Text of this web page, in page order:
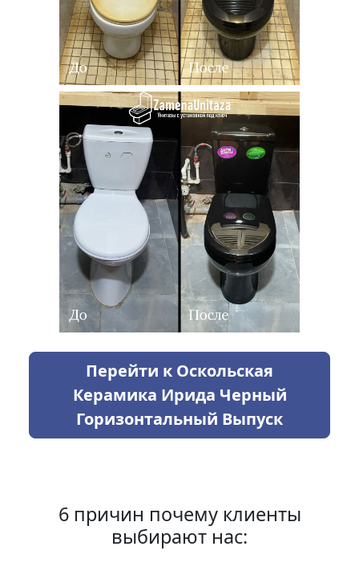
Перейти к Оскольская
Керамика Ирида Черный
Горизонтальный Выпуск
6 причин почему клиенты
выбирают нас: